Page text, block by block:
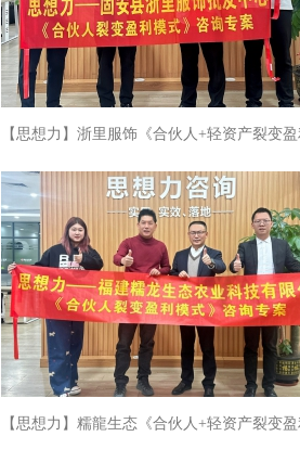
【思想力】浙里服饰《合伙人+轻资产裂变
式》专案
【思想力】糯龍生态《合伙人+轻资产裂变